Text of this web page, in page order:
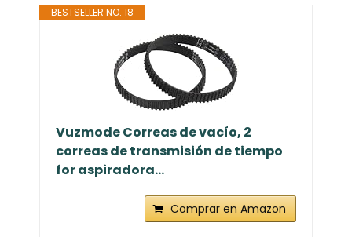
BESTSELLER NO. 18
Vuzmode Correas de vacío, 2
correas de transmisión de tiempo
for aspiradora...
Comprar en Amazon